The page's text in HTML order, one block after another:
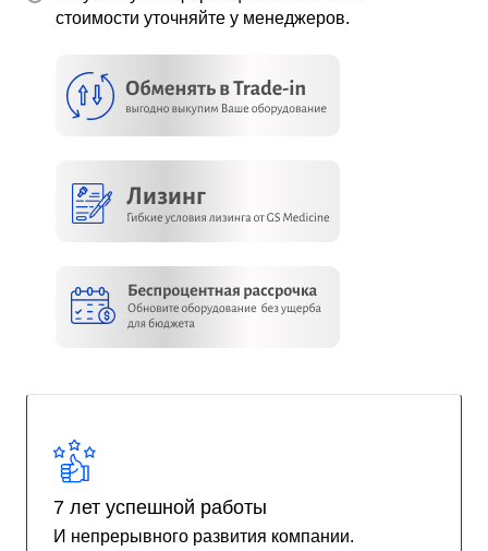
стоимости уточняйте у менеджеров.
7 лет успешной работы
И непрерывного развития компании.